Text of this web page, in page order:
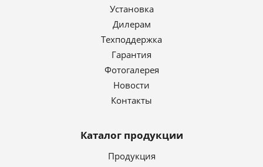
Установка
Дилерам
Техподдержка
Гарантия
Фотогалерея
Новости
Контакты
Каталог продукции
Продукция